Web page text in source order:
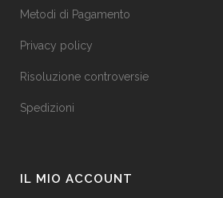
Metodi di Pagamento
Privacy policy
Risoluzione controversie
Spedizioni
IL MIO ACCOUNT